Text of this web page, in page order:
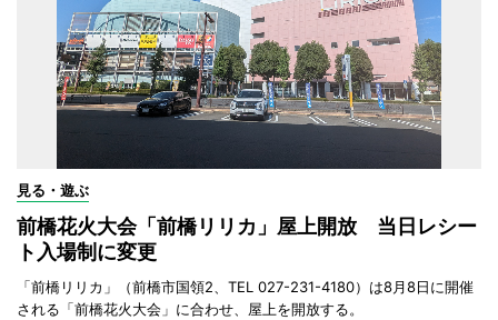
見る・遊ぶ
前橋花火大会「前橋リリカ」屋上開放 当日レシー
ト入場制に変更
「前橋リリカ」（前橋市国領2、TEL 027-231-4180）は8月8日に開催
される「前橋花火大会」に合わせ、屋上を開放する。